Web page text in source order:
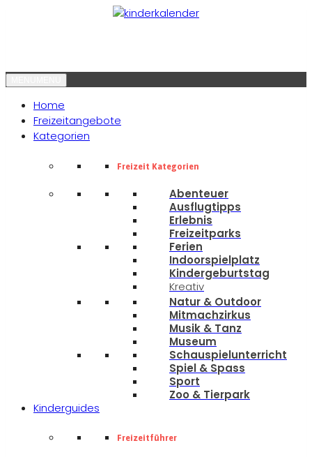
Home
Freizeitangebote
Kategorien
Freizeit Kategorien
Abenteuer
Ausflugtipps
Erlebnis
Freizeitparks
Ferien
Indoorspielplatz
Kindergeburtstag
Kreativ
Natur & Outdoor
Mitmachzirkus
Musik & Tanz
Museum
Schauspielunterricht
Spiel & Spass
Sport
Zoo & Tierpark
Kinderguides
Freizeitführer